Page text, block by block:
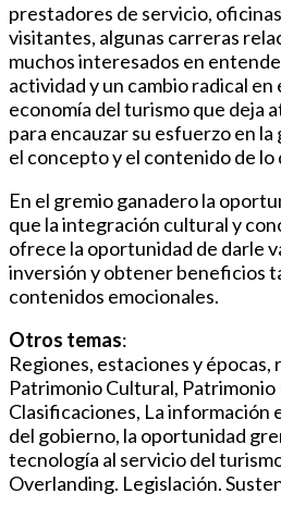
prestadores de servicio,
visitantes, algunas carreras
muchos interesados en
actividad y un cambio radical en
economía del turismo que deja
para encauzar su esfuerzo en
el concepto y el contenido de
En el gremio ganadero la
que la integración cultural y
ofrece la oportunidad de darle
inversión y obtener beneficios
contenidos emocionales.
Otros temas:
Regiones, estaciones y épocas,
Patrimonio Cultural, Patrimonio
Clasificaciones, La información
del gobierno, la oportunidad
tecnología al servicio del
Overlanding. Legislación.